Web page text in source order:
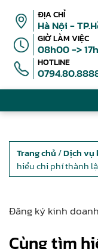
ĐỊA CHỈ
Hà Nội -
GIỜ LÀM VIỆC
08h00 ->
HOTLINE
Trang chủ /Dịch vụ
hiểu chi phí thành
Đăng ký kinh doanh
Cùng tìm